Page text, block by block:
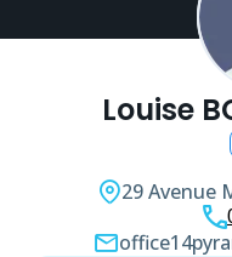
Louise
29 Avenue